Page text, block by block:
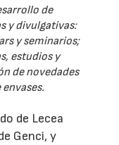
de
y divulgativas:
y seminarios;
estudios y
de novedades
de Lecea
Genci, y